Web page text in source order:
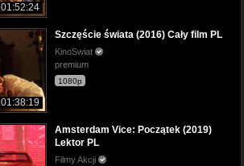
01:52:24
01:38:19
Szczęście świata (2016) Cały film PL
KinoSwiat
premium
1080p
Amsterdam Vice: Początek (2019)
Lektor PL
Filmy Akcji